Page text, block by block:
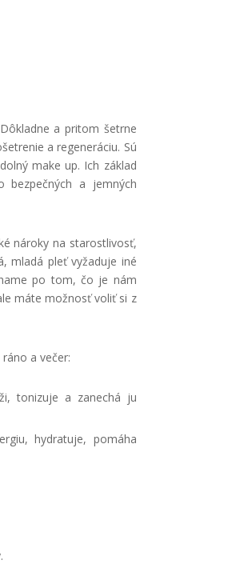
a pritom šetrne
a regeneráciu. Sú
make up. Ich základ
bezpečných a jemných
nároky na starostlivosť,
mladá pleť vyžaduje iné
po tom, čo je nám
máte možnosť voliť si z
a večer:
tonizuje a zanechá ju
hydratuje, pomáha